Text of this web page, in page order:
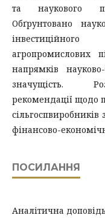
та наукового
Обґрунтовано
агропромислових
напрямків
значущість.
рекомендації щодо
фінансово-
ПОСИЛАННЯ
Аналітична